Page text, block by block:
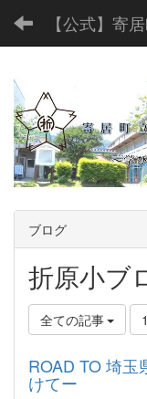
【公式】寄
ブログ
折原小ブ
全ての記事
ROAD TO 埼
けてー